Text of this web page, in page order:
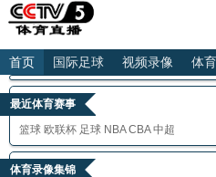
首页 国际足球 视频录像 体
最近体育赛事
篮球 欧联杯 足球 NBA CBA 中超
体育录像集锦